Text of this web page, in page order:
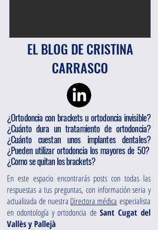
EL BLOG DE CRISTINA
CARRASCO
¿Ortodoncia con brackets u ortodoncia invisible?
¿Cuánto dura un tratamiento de ortodoncia?
¿Cuánto cuestan unos implantes dentales?
¿Pueden utilizar ortodoncia los mayores de 50?
¿Como se quitan los brackets?
En este espacio encontrarás posts con todas las
respuestas a tus preguntas, con información seria y
actualizada de nuestra Directora médica especialista
en odontología y ortodoncia de Sant Cugat del
Vallès y Pallejà